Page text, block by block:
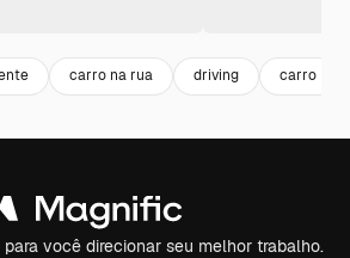
carro na rua driving carro
você direcionar seu melhor trabalho.